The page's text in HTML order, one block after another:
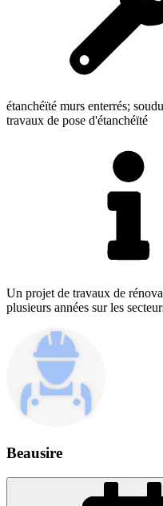
étanchéïté murs enterrés;
travaux de pose d'étanchéïté
Un projet de travaux de
plusieurs années sur les
Beausire